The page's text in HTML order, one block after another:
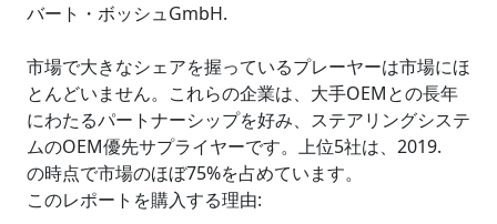
バート・ボッシュGmbH.
市場で大きなシェアを握っているプレーヤーは市場にほ
とんどいません。これらの企業は、大手OEMとの長年
にわたるパートナーシップを好み、ステアリングシステ
ムのOEM優先サプライヤーです。上位5社は、2019.
の時点で市場のほぼ75%を占めています。
このレポートを購入する理由: